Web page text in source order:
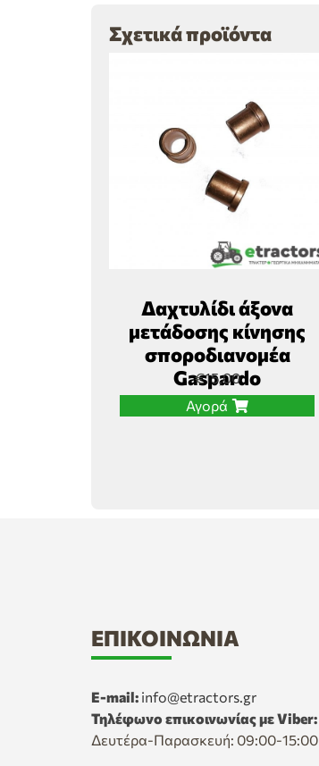
Σχετικά προϊόντα
Δαχτυλίδι άξονα
μετάδοσης κίνησης
σποροδιανομέα
Gaspardo
€15,00
Αγορά
ΕΠΙΚΟΙΝΩΝΊΑ
E-mail: info@etractors.gr
Τηλέφωνο επικοινωνίας με Viber:
Δευτέρα-Παρασκευή: 09:00-15:00